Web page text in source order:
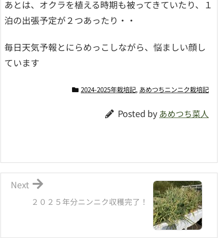
あとは、オクラを植える時期も被ってきていたり、１
泊の出張予定が２つあったり・・
毎日天気予報とにらめっこしながら、悩ましい顔し
ています
2024-2025年栽培記, あめつちニンニク栽培記
Posted by あめつち菜人
２０２５年分ニンニク収穫完了！
Next